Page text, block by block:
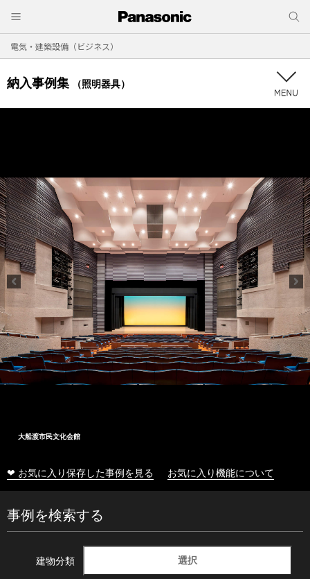
電気・建築設備（ビジネス）
納入事例集 （照明器具）
大船渡市民文化会館
❤ お気に入り保存した事例を見る お気に入り機能について
事例を検索する
建物分類 選択